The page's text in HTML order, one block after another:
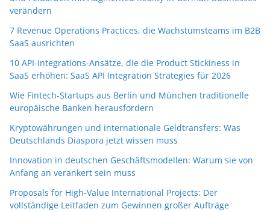
verändern
7 Revenue Operations Practices, die Wachstumsteams im B2B
SaaS ausrichten
10 API-Integrations-Ansätze, die die Product Stickiness in
SaaS erhöhen: SaaS API Integration Strategies für 2026
Wie Fintech-Startups aus Berlin und München traditionelle
europäische Banken herausfordern
Kryptowährungen und internationale Geldtransfers: Was
Deutschlands Diaspora jetzt wissen muss
Innovation in deutschen Geschäftsmodellen: Warum sie von
Anfang an verankert sein muss
Proposals for High-Value International Projects: Der
vollständige Leitfaden zum Gewinnen großer Aufträge